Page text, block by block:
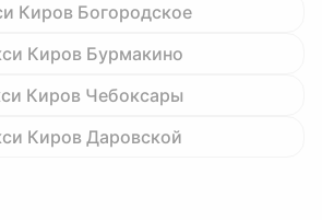
Киров Богородское
Киров Бурмакино
Киров Чебоксары
Киров Даровской